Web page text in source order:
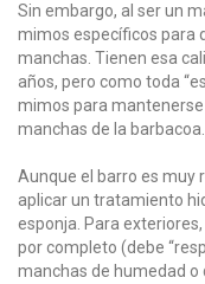
Sin embargo, al ser un
mimos específicos para
manchas. Tienen esa
años, pero como toda
mimos para
manchas de la barbacoa.
Aunque el barro es muy
aplicar un tratamiento
esponja. Para
por completo (debe
manchas de humedad o